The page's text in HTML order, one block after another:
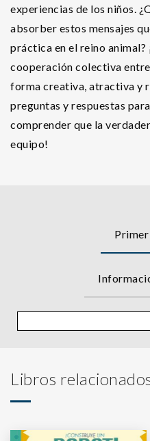
experiencias de los niños.
absorber estos mensajes
práctica en el reino
cooperación colectiva
forma creativa, atractiva y
preguntas y respuestas
comprender que la
equipo!
Libros